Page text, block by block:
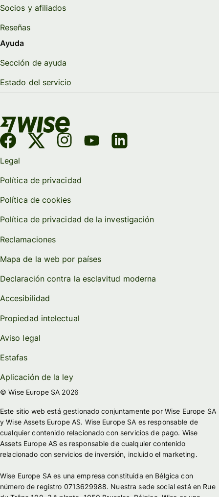
Socios y afiliados
Reseñas
Ayuda
Sección de ayuda
Estado del servicio
Legal
Política de privacidad
Política de cookies
Política de privacidad de la investigación
Reclamaciones
Mapa de la web por países
Declaración contra la esclavitud moderna
Accesibilidad
Propiedad intelectual
Aviso legal
Estafas
Aplicación de la ley
© Wise Europe SA 2026
Este sitio web está gestionado conjuntamente por Wise Europe SA
y Wise Assets Europe AS. Wise Europe SA es responsable de
cualquier contenido relacionado con servicios de pago. Wise
Assets Europe AS es responsable de cualquier contenido
relacionado con servicios de inversión, incluido el marketing.
Wise Europe SA es una empresa constituida en Bélgica con
número de registro 0713629988. Nuestra sede social está en Rue